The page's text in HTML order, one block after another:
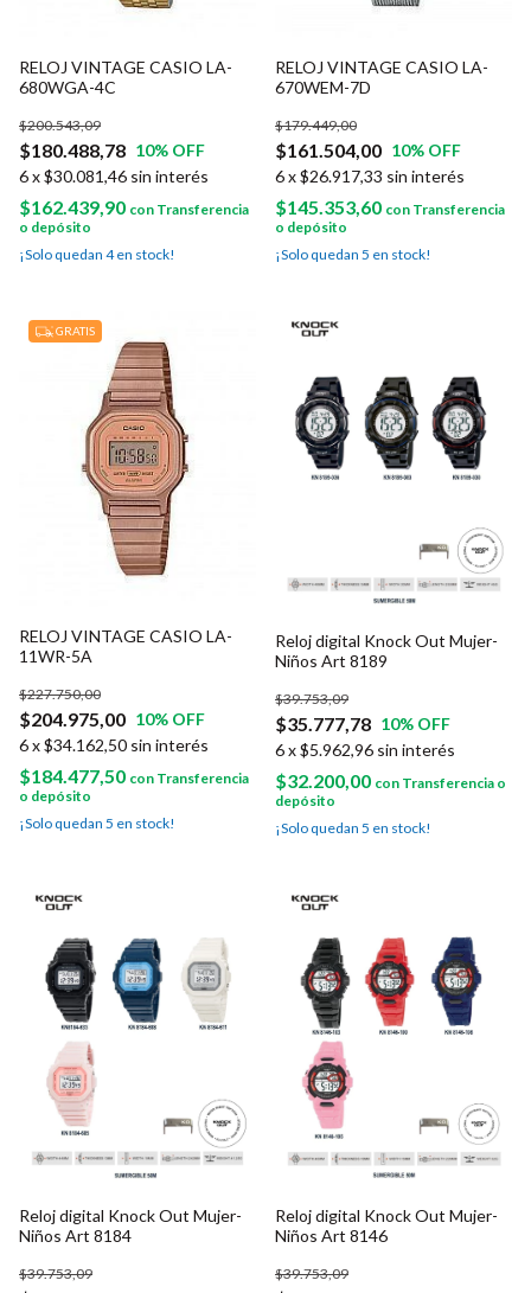
RELOJ VINTAGE CASIO LA-
680WGA-4C
$180.488,78
$200.543,09
10% OFF
6x$30.081,46 sin interés
$162.439,90 con Transferencia
o depósito
¡Solo quedan 4en stock!
RELOJ VINTAGE CASIO LA-
670WEM-7D
$161.504,00
$179.449,00
10% OFF
6x$26.917,33 sin interés
$145.353,60 con Transferencia
o depósito
¡Solo quedan 5 en stock!
GRATIS
RELOJ VINTAGE CASIO LA-
11WR-5A
$204.975,00
$227.750,00
10% OFF
6x$34.162,50 sin interés
$184.477,50 con Transferencia
o depósito
¡Solo quedan 5 en stock!
Reloj digital Knock Out Mujer-
Niños Art 8189
$35.777,78
$39.753,09
10% OFF
6x$5.962,96 sin interés
$32.200,00 con Transferencia o
depósito
¡Solo quedan 5 en stock!
Reloj digital Knock Out Mujer-
Niños Art 8184
$39.753,09
Reloj digital Knock Out Mujer-
Niños Art 8146
$39.753,09